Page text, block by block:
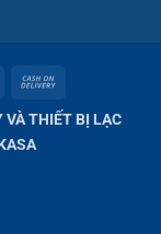
MasterCard
On
Delivery
VÀ THIẾT BỊ LẠC